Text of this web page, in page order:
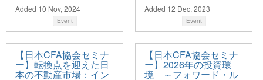
Added 10 Nov, 2024
Event
Added 12 Dec, 2023
Event
【日本CFA協会セミナ
ー】転換点を迎えた日
本の不動産市場：イン
【日本CFA協会セミナ
ー】2026年の投資環
境 ～フォワード・ル